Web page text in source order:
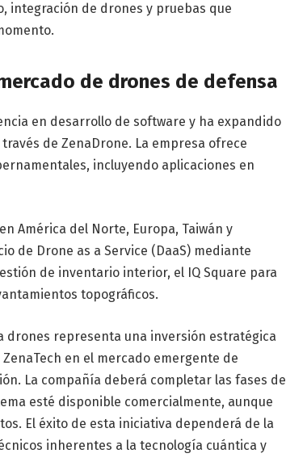
integración de drones y pruebas que
de drones de defensa
en desarrollo de software y ha expandido
de ZenaDrone. La empresa ofrece
incluyendo aplicaciones en
América del Norte, Europa, Taiwán y
de Drone as a Service (DaaS) mediante
de inventario interior, el IQ Square para
topográficos.
drones representa una inversión estratégica
en el mercado emergente de
La compañía deberá completar las fases de
esté disponible comercialmente, aunque
El éxito de esta iniciativa dependerá de la
inherentes a la tecnología cuántica y